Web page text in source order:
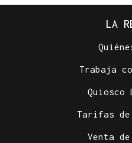
LA
Trabaja
Quiosco
Tarifas
Venta de